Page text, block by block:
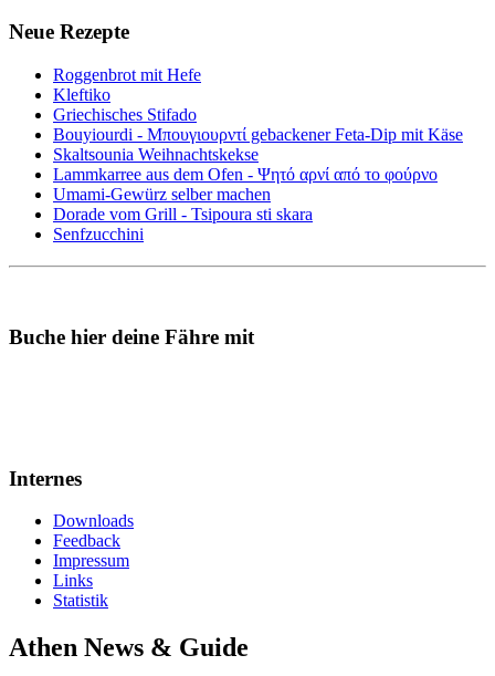
Neue Rezepte
Roggenbrot mit Hefe
Kleftiko
Griechisches Stifado
Bouyiourdi - Μπουγιουρντί gebackener Feta-Dip mit Käse
Skaltsounia Weihnachtskekse
Lammkarree aus dem Ofen - Ψητό αρνί από το φούρνο
Umami-Gewürz selber machen
Dorade vom Grill - Tsipoura sti skara
Senfzucchini
Buche hier deine Fähre mit
Internes
Downloads
Feedback
Impressum
Links
Statistik
Athen News & Guide